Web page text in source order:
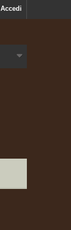
Accedi